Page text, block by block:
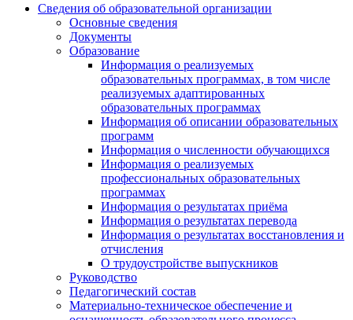
Сведения об образовательной организации
Основные сведения
Документы
Образование
Информация о реализуемых
образовательных программах, в том числе
реализуемых адаптированных
образовательных программах
Информация об описании образовательных
программ
Информация о численности обучающихся
Информация о реализуемых
профессиональных образовательных
программах
Информация о результатах приёма
Информация о результатах перевода
Информация о результатах восстановления и
отчисления
О трудоустройстве выпускников
Руководство
Педагогический состав
Материально-техническое обеспечение и